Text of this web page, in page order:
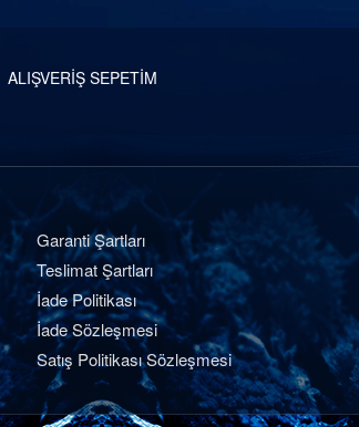
ALIŞVERİŞ SEPETİM
Garanti Şartları
Teslimat Şartları
İade Politikası
İade Sözleşmesi
Satış Politikası Sözleşmesi